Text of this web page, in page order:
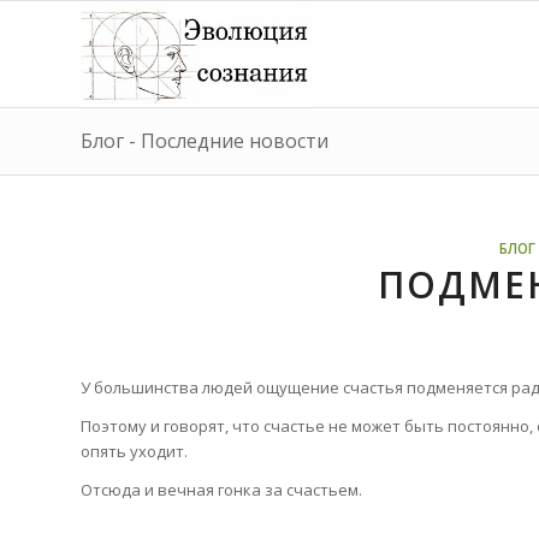
Блог - Последние новости
БЛОГ
У большинства людей ощущение счастья подменяется
Поэтому и говорят, что счастье не может быть
опять уходит.
Отсюда и вечная гонка за счастьем.